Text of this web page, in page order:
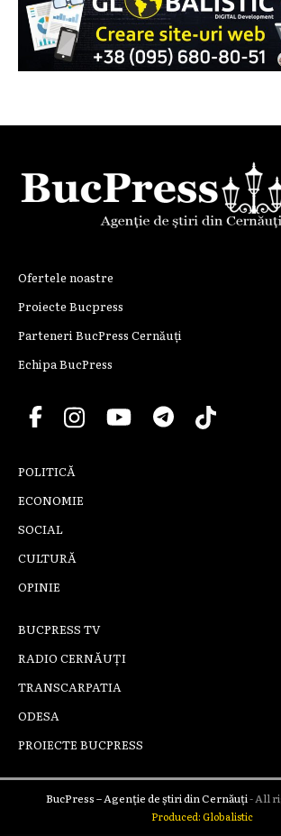
Ofertele noastre
Proiecte Bucpress
Parteneri BucPress Cernăuți
Echipa BucPress
POLITICĂ
ECONOMIE
SOCIAL
CULTURĂ
OPINIE
BUCPRESS TV
RADIO CERNĂUȚI
TRANSCARPATIA
ODESA
PROIECTE BUCPRESS
BucPress – Agenție de știri din Cernăuți- All
Produced: Globalistic